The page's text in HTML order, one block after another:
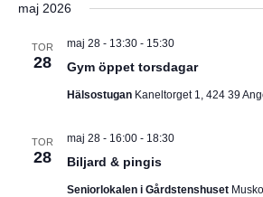
ä
maj 2026
TOR
28 Gym öppet torsdagar
maj 28 - 13:30- 15:30
Hälsostugan Kaneltorget 1, 424 39
TOR
28 Biljard & pingis
maj 28 - 16:00- 18:30
Seniorlokalen i Gårdstenshuset